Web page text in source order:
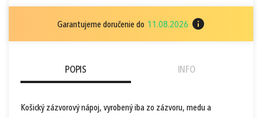
POPIS INFO
Košický zázvorový nápoj, vyrobený iba zo zázvoru, medu a
Garantujeme doručenie do 11.08.2026